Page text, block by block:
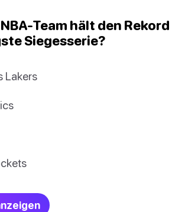
Team hält den Rekord
Siegesserie?
Lakers